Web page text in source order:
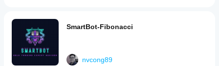
SmartBot-Fibonacci
nvcong89